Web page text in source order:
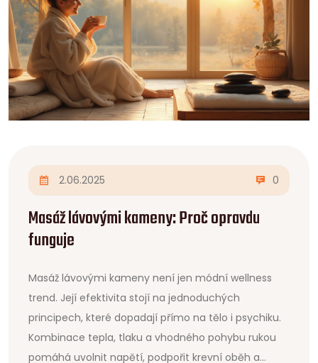
2.06.2025 0
Masáž lávovými kameny: Proč opravdu
funguje
Masáž lávovými kameny není jen módní wellness
trend. Její efektivita stojí na jednoduchých
principech, které dopadají přímo na tělo i psychiku.
Kombinace tepla, tlaku a vhodného pohybu rukou
pomáhá uvolnit napětí, podpořit krevní oběh a